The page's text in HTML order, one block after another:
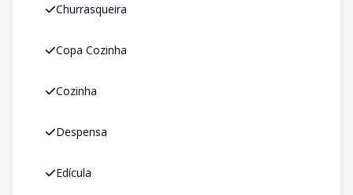
Churrasqueira
Copa Cozinha
Cozinha
Despensa
Edícula